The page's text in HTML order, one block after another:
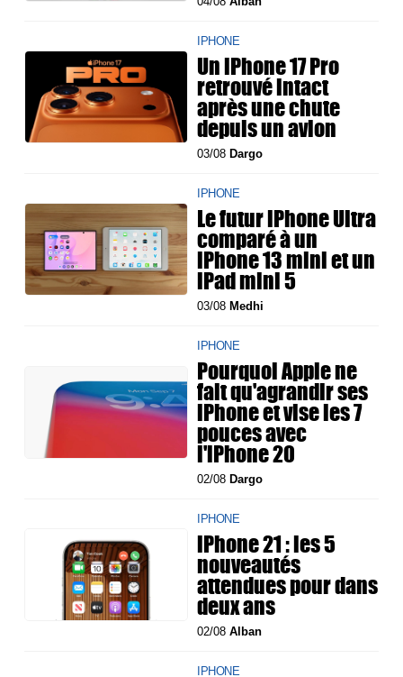
IPHONE
Un iPhone 17 Pro
retrouvé intact
après une chute
depuis un avion
03/08Dargo
IPHONE
Le futur iPhone Ultra
comparé à un
iPhone 13 mini et un
iPad mini 5
03/08Medhi
IPHONE
Pourquoi Apple ne
fait qu'agrandir ses
iPhone et vise les 7
pouces avec
l'iPhone 20
02/08Dargo
IPHONE
iPhone 21 : les 5
nouveautés
attendues pour dans
deux ans
02/08Alban
IPHONE